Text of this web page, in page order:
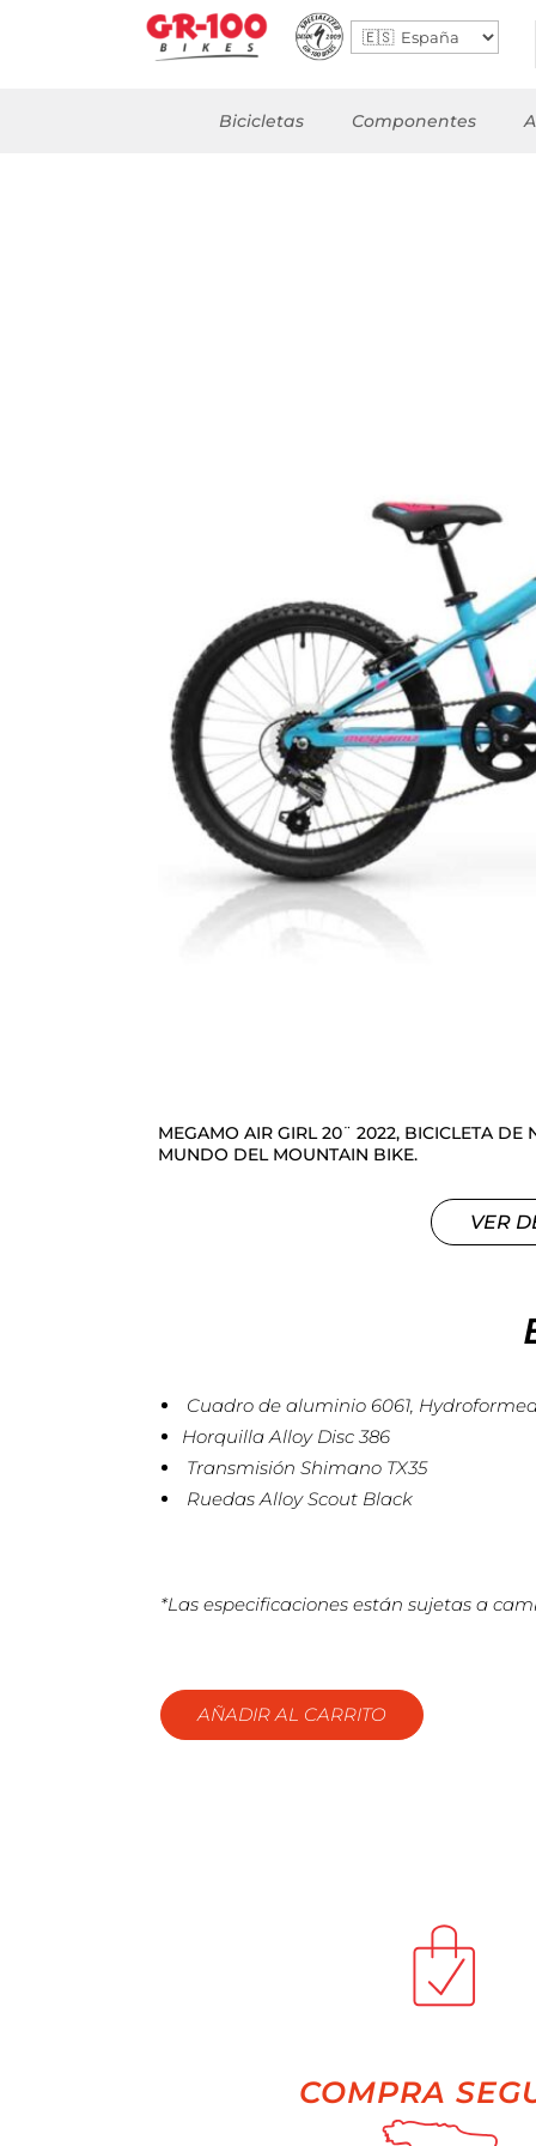
Bicicletas Componentes
MEGAMO AIR GIRL 20¨ 2022, BICICLETA DE
MUNDO DEL MOUNTAIN BIKE.
VER
Cuadro de aluminio 6061,
Horquilla Alloy Disc 386
Transmisión Shimano TX35
Ruedas Alloy Scout Black
*Las especificaciones están sujetas a
AÑADIR AL CARRITO
COMPRA